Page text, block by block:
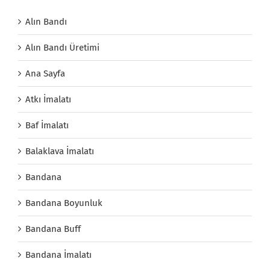
Alın Bandı
Alın Bandı Üretimi
Ana Sayfa
Atkı İmalatı
Baf İmalatı
Balaklava İmalatı
Bandana
Bandana Boyunluk
Bandana Buff
Bandana İmalatı